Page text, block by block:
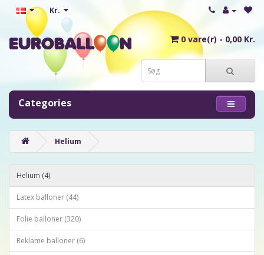
Kr.
0 vare(r) - 0,00 Kr.
Categories
Helium
Helium (4)
Latex balloner (44)
Folie balloner (320)
Reklame balloner (6)